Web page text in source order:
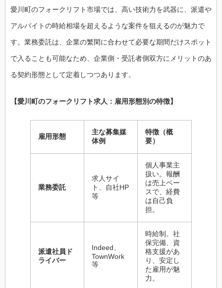
愛川町のフォークリフト市場では、高い技術力を武器に、派遣や
アルバイトの時給相場を超えるような案件を狙えるのが魅力で
す。業務委託は、企業の繁閑に合わせて必要な期間だけスポット
で入ることも可能なため、企業側・受託者側双方にメリットのあ
る契約形態として定着しつつあります。
【愛川町のフォークリフト求人：雇用形態別の特徴】
雇用形態
主な募集媒
体例
特徴（概
要）
業務委託
求人サイ
ト、自社HP
等
個人事業主
扱い。報酬
は売上ベー
スで、経費
は自己負
担。
派遣社員ド
ライバー
Indeed、
TownWork
等
時給制。社
保完備、資
格支援があ
り、安定し
た雇用が魅
力。